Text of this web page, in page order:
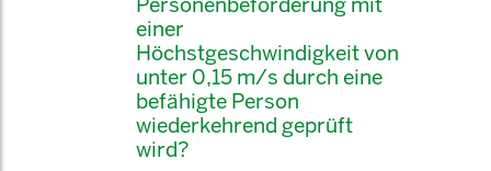
einer
Höchstgeschwindigkeit von
unter 0,15 m/s durch eine
befähigte Person
wiederkehrend geprüft
wird?